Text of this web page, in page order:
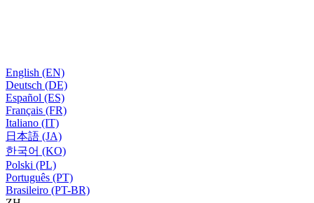
English (EN)
Deutsch (DE)
Español (ES)
Français (FR)
Italiano (IT)
日本語 (JA)
한국어 (KO)
Polski (PL)
Português (PT)
Brasileiro (PT-BR)